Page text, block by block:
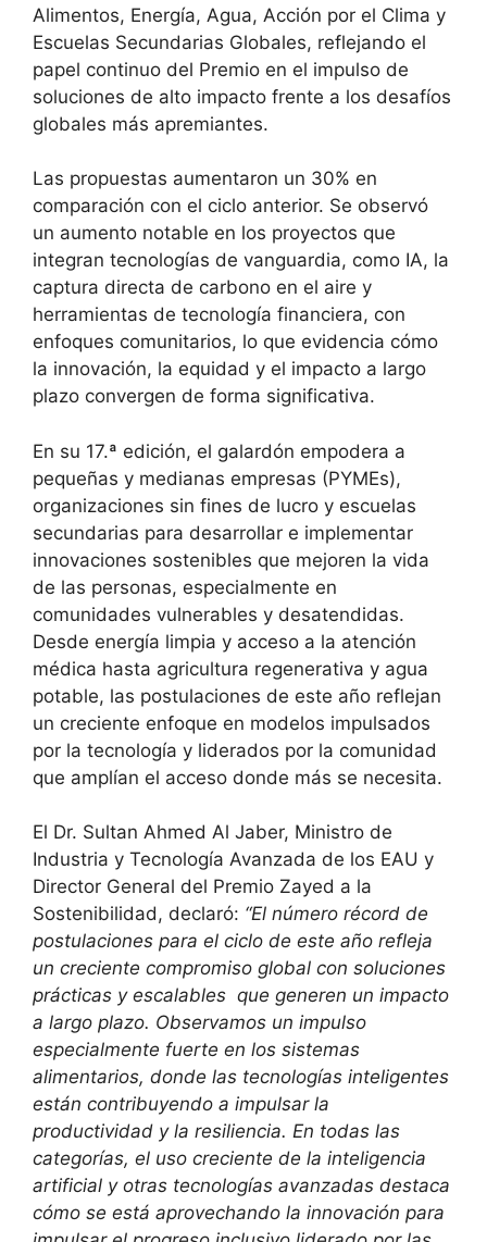
Alimentos, Energía, Agua, Acción por el Clima y
Escuelas Secundarias Globales, reflejando el
papel continuo del Premio en el impulso de
soluciones de alto impacto frente a los desafíos
globales más apremiantes.
Las propuestas aumentaron un 30% en
comparación con el ciclo anterior. Se observó
un aumento notable en los proyectos que
integran tecnologías de vanguardia, como IA, la
captura directa de carbono en el aire y
herramientas de tecnología financiera, con
enfoques comunitarios, lo que evidencia cómo
la innovación, la equidad y el impacto a largo
plazo convergen de forma significativa.
En su 17.ª edición, el galardón empodera a
pequeñas y medianas empresas (PYMEs),
organizaciones sin fines de lucro y escuelas
secundarias para desarrollar e implementar
innovaciones sostenibles que mejoren la vida
de las personas, especialmente en
comunidades vulnerables y desatendidas.
Desde energía limpia y acceso a la atención
médica hasta agricultura regenerativa y agua
potable, las postulaciones de este año reflejan
un creciente enfoque en modelos impulsados
por la tecnología y liderados por la comunidad
que amplían el acceso donde más se necesita.
El Dr. Sultan Ahmed Al Jaber, Ministro de
Industria y Tecnología Avanzada de los EAU y
Director General del Premio Zayed a la
Sostenibilidad, declaró: “El número récord de
postulaciones para el ciclo de este año refleja
un creciente compromiso global con soluciones
prácticas y escalables que generen un impacto
a largo plazo. Observamos un impulso
especialmente fuerte en los sistemas
alimentarios, donde las tecnologías inteligentes
están contribuyendo a impulsar la
productividad y la resiliencia. En todas las
categorías, el uso creciente de la inteligencia
artificial y otras tecnologías avanzadas destaca
cómo se está aprovechando la innovación para